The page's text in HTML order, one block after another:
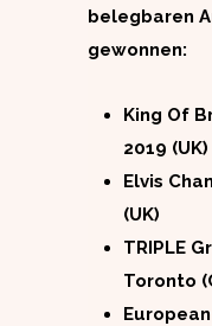
belegbaren
gewonnen:
King Of
2019 (UK)
Elvis
(UK)
TRIPLE
Toronto